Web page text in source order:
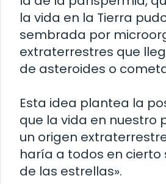
la vida en la Tierra
sembrada por
extraterrestres que
de asteroides o
Esta idea plantea la
que la vida en nuestro
un origen
haría a todos en cierto
de las estrellas».